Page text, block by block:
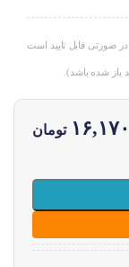
صورتی قابل تایید است
باز شده باشد).
تومان